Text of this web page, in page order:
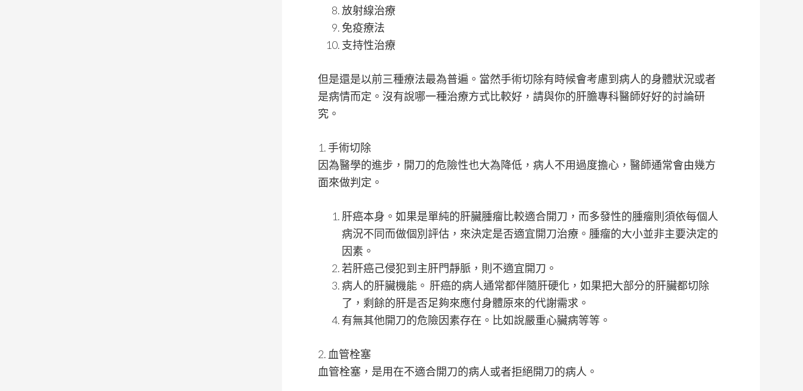
放射線治療
免疫療法
支持性治療
但是還是以前三種療法最為普遍。當然手術切除有時候會考慮到病人的身體狀況或者
是病情而定。沒有說哪一種治療方式比較好，請與你的肝膽專科醫師好好的討論研
究。
1. 手術切除
因為醫學的進步，開刀的危險性也大為降低，病人不用過度擔心，醫師通常會由幾方
面來做判定。
肝癌本身。如果是單純的肝臟腫瘤比較適合開刀，而多發性的腫瘤則須依每個人
病況不同而做個別評估，來決定是否適宜開刀治療。腫瘤的大小並非主要決定的
因素。
若肝癌己侵犯到主肝門靜脈，則不適宜開刀。
病人的肝臟機能。 肝癌的病人通常都伴隨肝硬化，如果把大部分的肝臟都切除
了，剩餘的肝是否足夠來應付身體原來的代謝需求。
有無其他開刀的危險因素存在。比如說嚴重心臟病等等。
2. 血管栓塞
血管栓塞，是用在不適合開刀的病人或者拒絕開刀的病人。